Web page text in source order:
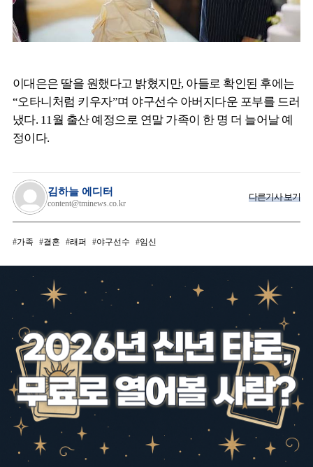
이대은은 딸을 원했다고 밝혔지만, 아들로 확인된 후에는
“오타니처럼 키우자”며 야구선수 아버지다운 포부를 드러
냈다. 11월 출산 예정으로 연말 가족이 한 명 더 늘어날 예
정이다.
김하늘 에디터
content@tminews.co.kr
다른기사 보기
가족 결혼 래퍼 야구선수 임신